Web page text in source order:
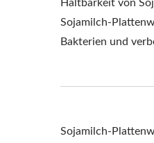
Haltbarkeit von
Sojamilch-
Bakterien und
Sojamilch-